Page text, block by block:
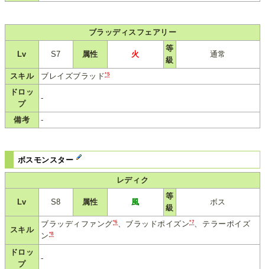
ブラッディスフェアリー
Lv S7 属性 火
等
級
通常
スキル ブレイズブラッド*5
ドロッ
プ
-
備考 -
ボスモンスター
レディク
Lv S8 属性 風
等
級
ボス
スキル
ブラッディファング*6、ブラッドポイズン*7、テラーポイズ
ン*8
ドロッ
プ
-